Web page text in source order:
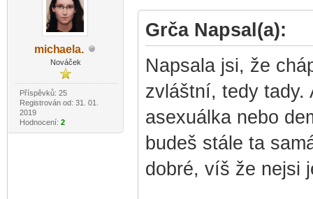
michaela.
Nováček
Příspěvků: 25
Registrován od: 31. 01.
2019
Hodnocení: 2
Grča Napsal(a):
Napsala jsi, že
zvláštní, tedy tady.
asexuálka nebo
budeš stále ta
dobré, víš že nejsi